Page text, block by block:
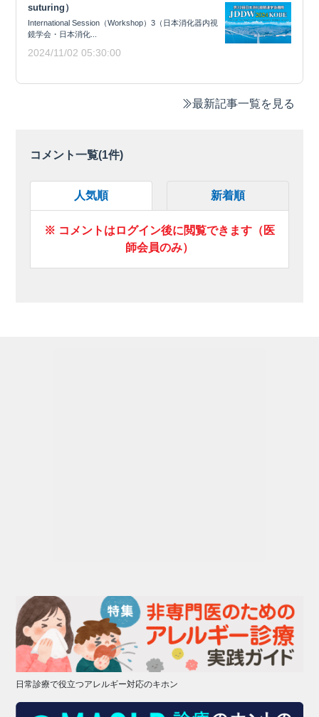
suturing）
International Session（Workshop）3（日本消化器内視
鏡学会・日本消化...
2024/11/02 05:30:00
最新記事一覧を見る
コメント一覧(1件)
人気順 新着順
※ コメントはログイン後に閲覧できます（医
師会員のみ）
日常診療で役立つアレルギー対応のキホン